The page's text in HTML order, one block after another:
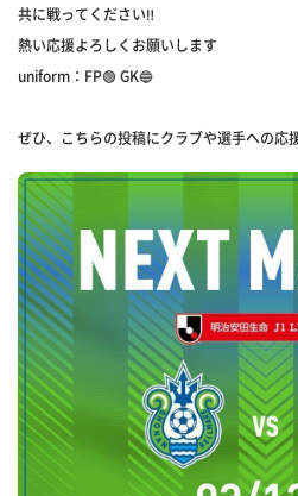
共に戦ってください‼️
熱い応援よろしくお願いします
uniform：FP🟢 GK🔵
ぜひ、こちらの投稿にクラブや選手への応